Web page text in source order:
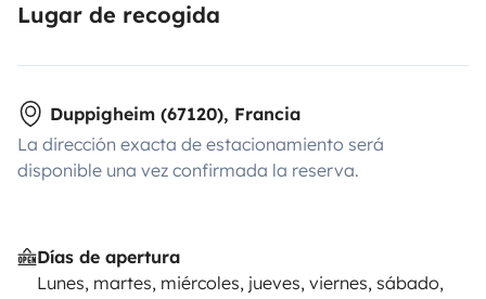
Lugar de recogida
Duppigheim (67120), Francia
La dirección exacta de estacionamiento será
disponible una vez confirmada la reserva.
Días de apertura
Lunes, martes, miércoles, jueves, viernes, sábado,